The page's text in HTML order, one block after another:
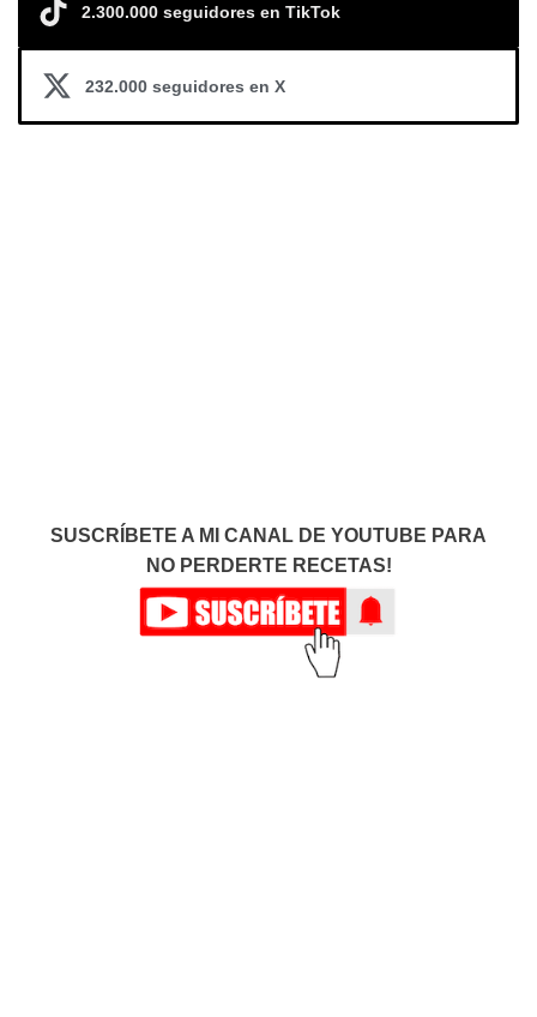
2.300.000 seguidores en TikTok
232.000 seguidores en X
SUSCRÍBETE A MI CANAL DE YOUTUBE PARA
NO PERDERTE RECETAS!